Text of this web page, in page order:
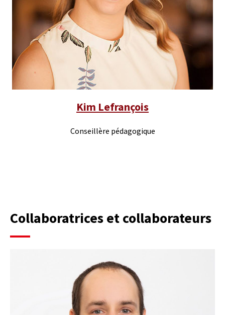
Kim Lefrançois
Conseillère pédagogique
Collaboratrices et collaborateurs